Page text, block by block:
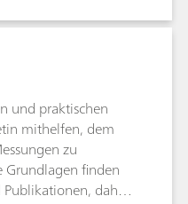
beschreibt, wie die
in nur einem
werden.Der
der chemische
weitere wichtige
Dieses Bulletin
vollautomatische
ISO 8467 und des
und praktischen
mithelfen, dem
zu
Grundlagen finden
daher